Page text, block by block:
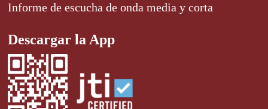
Informe de escucha de onda media y corta
Descargar la App